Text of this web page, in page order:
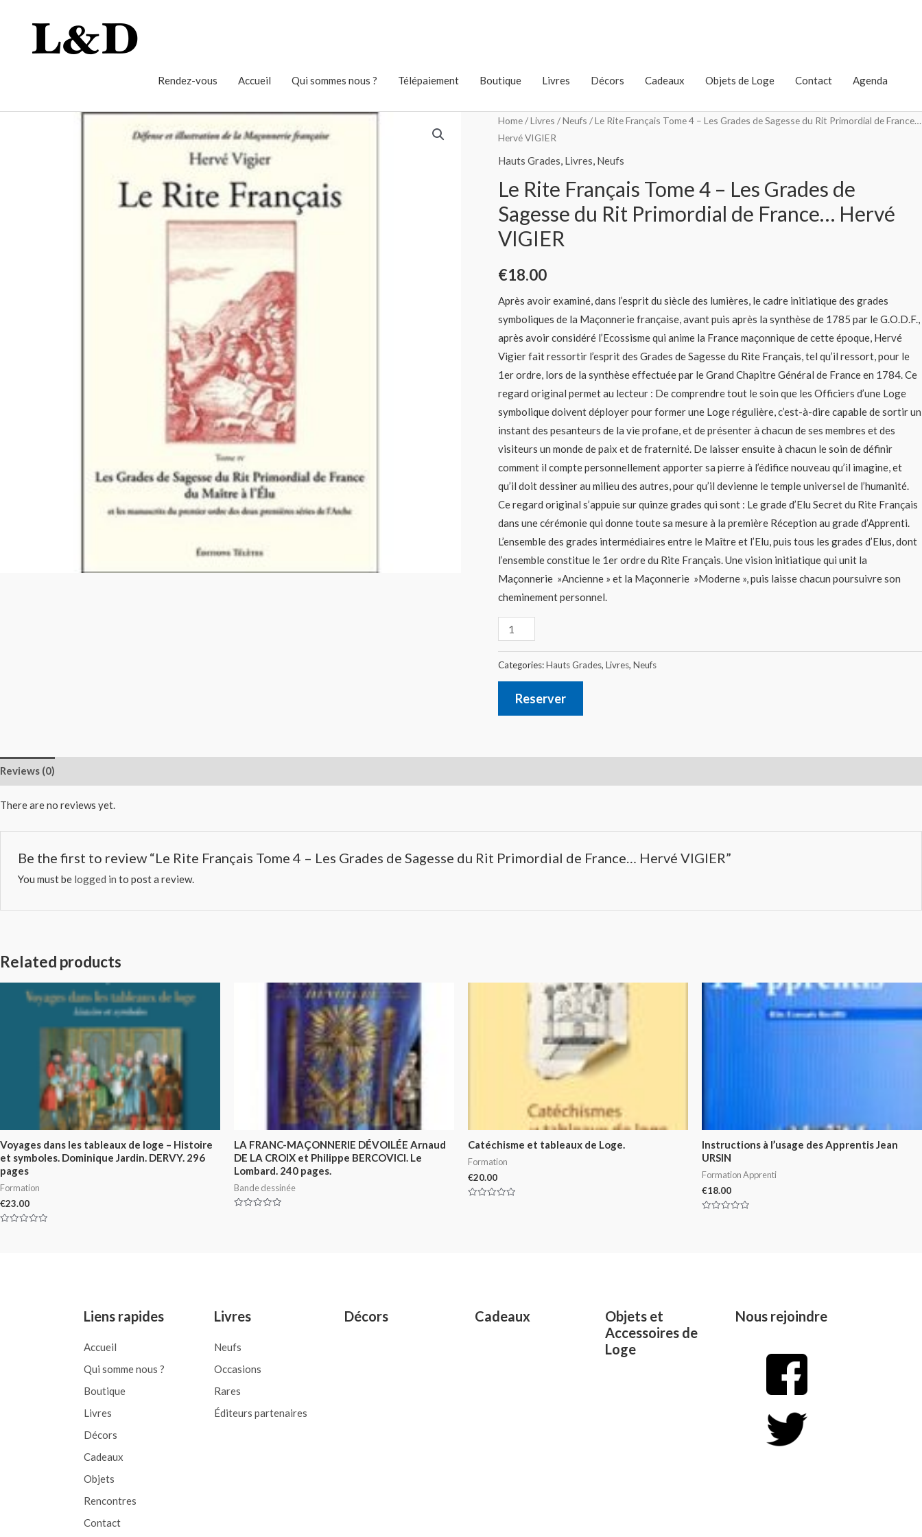
Rendez-vous Accueil Qui sommes nous ? Télépaiement Boutique Livres Décors Cadeaux Objets de Loge Contact Agenda
Home/Livres /Neufs / Le Rite Français Tome 4 – Les Grades de Sagesse du Rit Primordial de France…
Hervé VIGIER
Hauts Grades, Livres, Neufs
Le Rite Français Tome 4 – Les Grades de
Sagesse du Rit Primordial de France… Hervé
VIGIER
€18.00
Après avoir examiné, dans l’esprit du siècle des lumières, le cadre initiatique des grades
symboliques de la Maçonnerie française, avant puis après la synthèse de 1785 par le G.O.D.F.,
après avoir considéré l’Ecossisme qui anime la France maçonnique de cette époque, Hervé
Vigier fait ressortir l’esprit des Grades de Sagesse du Rite Français, tel qu’il ressort, pour le
1er ordre, lors de la synthèse effectuée par le Grand Chapitre Général de France en 1784. Ce
regard original permet au lecteur : De comprendre tout le soin que les Officiers d’une Loge
symbolique doivent déployer pour former une Loge régulière, c’est-à-dire capable de sortir un
instant des pesanteurs de la vie profane, et de présenter à chacun de ses membres et des
visiteurs un monde de paix et de fraternité. De laisser ensuite à chacun le soin de définir
comment il compte personnellement apporter sa pierre à l’édifice nouveau qu’il imagine, et
qu’il doit dessiner au milieu des autres, pour qu’il devienne le temple universel de l’humanité.
Ce regard original s’appuie sur quinze grades qui sont : Le grade d’Elu Secret du Rite Français
dans une cérémonie qui donne toute sa mesure à la première Réception au grade d’Apprenti.
L’ensemble des grades intermédiaires entre le Maître et l’Elu, puis tous les grades d’Elus, dont
l’ensemble constitue le 1er ordre du Rite Français. Une vision initiatique qui unit la
Maçonnerie »Ancienne » et la Maçonnerie »Moderne », puis laisse chacun poursuivre son
cheminement personnel.
Categories:Hauts Grades, Livres, Neufs
Reserver
Reviews (0)
There are no reviews yet.
Be the first to review “Le Rite Français Tome 4 – Les Grades de Sagesse du Rit Primordial de France… Hervé VIGIER”
You must be logged in to post a review.
Related products
Voyages dans les tableaux de loge – Histoire
et symboles. Dominique Jardin. DERVY. 296
pages
Formation
€23.00
LA FRANC-MAÇONNERIE DÉVOILÉE Arnaud
DE LA CROIX et Philippe BERCOVICI. Le
Lombard. 240 pages.
Bande dessinée
Catéchisme et tableaux de Loge.
Formation
€20.00
Instructions à l’usage des Apprentis Jean
URSIN
Formation Apprenti
€18.00
Liens rapides
Accueil
Qui somme nous ?
Boutique
Livres
Décors
Cadeaux
Objets
Rencontres
Contact
Livres
Neufs
Occasions
Rares
Éditeurs partenaires
Décors Cadeaux
Objets et
Accessoires de
Loge
Nous rejoindre